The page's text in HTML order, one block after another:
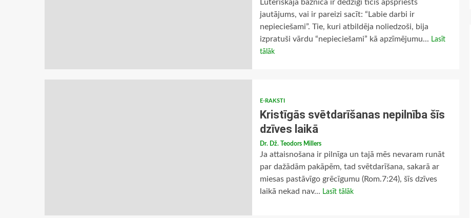
Luteriskajā baznīcā ir dedzīgi ticis apspriests
jautājums, vai ir pareizi sacīt: “Labie darbi ir
nepieciešami”. Tie, kuri atbildēja noliedzoši, bija
izpratuši vārdu “nepieciešami” kā apzīmējumu... Lasīt
tālāk
E-RAKSTI
Kristīgās svētdarīšanas nepilnība šīs
dzīves laikā
Dr. Dž. Teodors Millers
Ja attaisnošana ir pilnīga un tajā mēs nevaram runāt
par dažādām pakāpēm, tad svētdarīšana, sakarā ar
miesas pastāvīgo grēcīgumu (Rom.7:24), šīs dzīves
laikā nekad nav... Lasīt tālāk